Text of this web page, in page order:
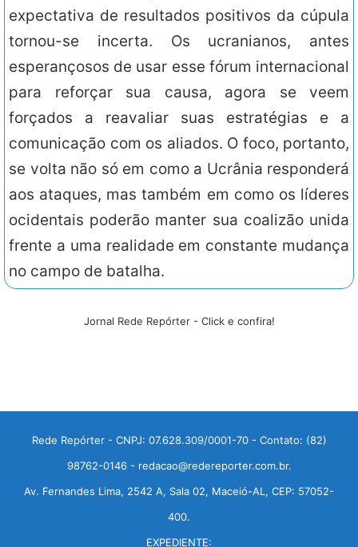
expectativa de resultados positivos da cúpula
tornou-se incerta. Os ucranianos, antes
esperançosos de usar esse fórum internacional
para reforçar sua causa, agora se veem
forçados a reavaliar suas estratégias e a
comunicação com os aliados. O foco, portanto,
se volta não só em como a Ucrânia responderá
aos ataques, mas também em como os líderes
ocidentais poderão manter sua coalizão unida
frente a uma realidade em constante mudança
no campo de batalha.
Jornal Rede Repórter - Click e confira!
Rede Repórter - CNPJ: 07.628.309/0001-70 - Contato: (82)
98762-0146 - redacao@redereporter.com.br.
Av. Fernandes Lima, 2542 A, Sala 02, Maceió-AL, CEP: 57052-
400.
EXPEDIENTE: